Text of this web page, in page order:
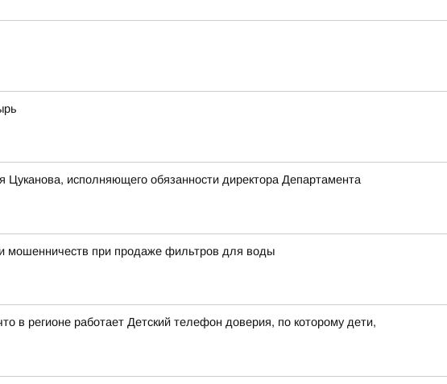
исполняющего обязанности директора Департамента
мошенничеств при продаже фильтров для воды
в регионе работает Детский телефон доверия, по которому дети,